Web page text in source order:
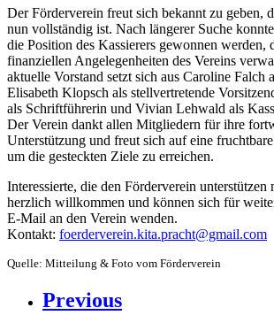
Der Förderverein freut sich bekannt zu geben,
nun vollständig ist. Nach längerer Suche
die Position des Kassierers gewonnen werden,
finanziellen Angelegenheiten des Vereins
aktuelle Vorstand setzt sich aus Caroline Falch
Elisabeth Klopsch als stellvertretende
als Schriftführerin und Vivian Lehwald als
Der Verein dankt allen Mitgliedern für ihre
Unterstützung und freut sich auf eine
um die gesteckten Ziele zu erreichen.
Interessierte, die den Förderverein unterstützen
herzlich willkommen und können sich für
E-Mail an den Verein wenden.
Kontakt: foerderverein.kita.pracht@gmail.com
Quelle: Mitteilung & Foto vom Förderverein
Previous